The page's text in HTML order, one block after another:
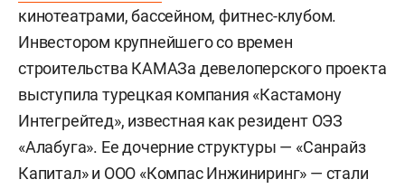
кинотеатрами, бассейном, фитнес-клубом.
Инвестором крупнейшего со времен
строительства КАМАЗа девелоперского проекта
выступила турецкая компания «Кастамону
Интегрейтед», известная как резидент ОЭЗ
«Алабуга». Ее дочерние структуры — «Санрайз
Капитал» и ООО «Компас Инжиниринг» — стали